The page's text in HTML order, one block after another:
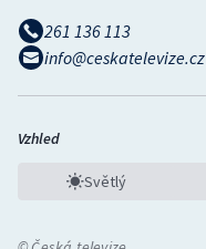
261 136 113
info@ceskatelevize.cz
Vzhled
Světlý